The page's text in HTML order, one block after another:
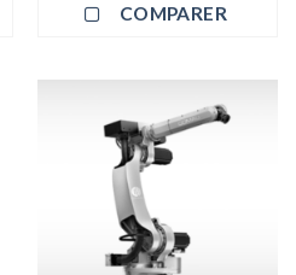
COMPARER